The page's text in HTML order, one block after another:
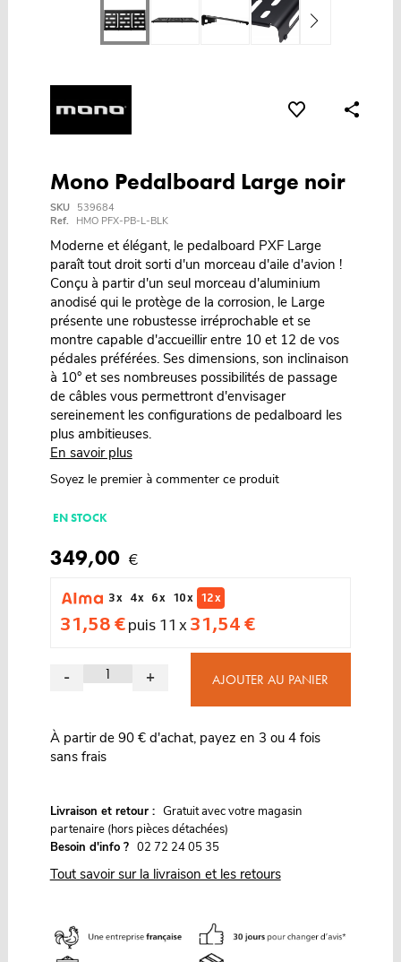
Mono Pedalboard Large noir
SKU
539684
Ref.
HMO PFX-PB-L-BLK
Moderne et élégant, le pedalboard PXF Large
paraît tout droit sorti d'un morceau d'aile d'avion !
Conçu à partir d'un seul morceau d'aluminium
anodisé qui le protège de la corrosion, le Large
présente une robustesse irréprochable et se
montre capable d'accueillir entre 10 et 12 de vos
pédales préférées. Ses dimensions, son inclinaison
à 10° et ses nombreuses possibilités de passage
de câbles vous permettront d'envisager
sereinement les configurations de pedalboard les
plus ambitieuses.
En savoir plus
Soyez le premier à commenter ce produit
EN STOCK
349,00 €
3 x 4 x 6 x 10 x 12 x
31,58 €puis 11 x 31,54 €
- + AJOUTER AU PANIER
À partir de 90 € d'achat, payez en 3 ou 4 fois
sans frais
Livraison et retour : Gratuit avec votre magasin
partenaire (hors pièces détachées)
Besoin d'info ? 02 72 24 05 35
Tout savoir sur la livraison et les retours